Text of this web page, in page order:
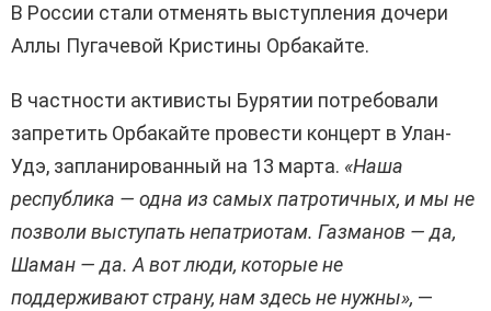
В России стали отменять выступления дочери
Аллы Пугачевой Кристины Орбакайте.
В частности активисты Бурятии потребовали
запретить Орбакайте провести концерт в Улан-
Удэ, запланированный на 13 марта. «Наша
республика — одна из самых патротичных, и мы не
позволи выступать непатриотам. Газманов — да,
Шаман — да. А вот люди, которые не
поддерживают страну, нам здесь не нужны», —